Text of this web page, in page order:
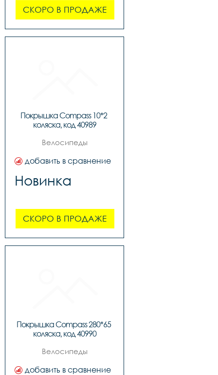
СКОРО В ПРОДАЖЕ
Покрышка Compass 10*2
коляска, код 40989
Велосипеды
добавить в сравнение
Новинка
СКОРО В ПРОДАЖЕ
Покрышка Compass 280*65
коляска, код 40990
Велосипеды
добавить в сравнение